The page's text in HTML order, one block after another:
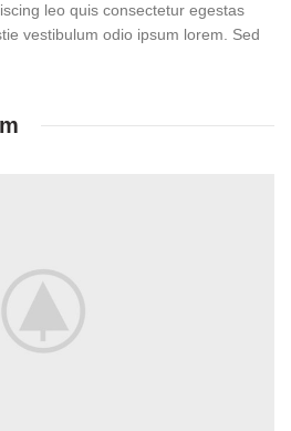
leo quis consectetur egestas
vestibulum odio ipsum lorem. Sed